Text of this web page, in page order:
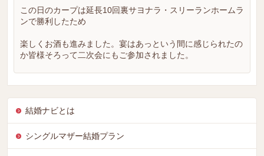
この日のカープは延長10回裏サヨナラ・スリーランホームラ
ンで勝利したため
楽しくお酒も進みました。宴はあっという間に感じられたの
か皆様そろって二次会にもご参加されました。
結婚ナビとは
シングルマザー結婚プラン